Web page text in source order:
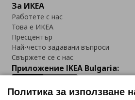
За ИКЕА
Работете с нас
Това е ИКЕА
Пресцентър
Най-често задавани въпроси
Свържете се с нас
Приложение IKEA Bulgaria:
Политика за използване